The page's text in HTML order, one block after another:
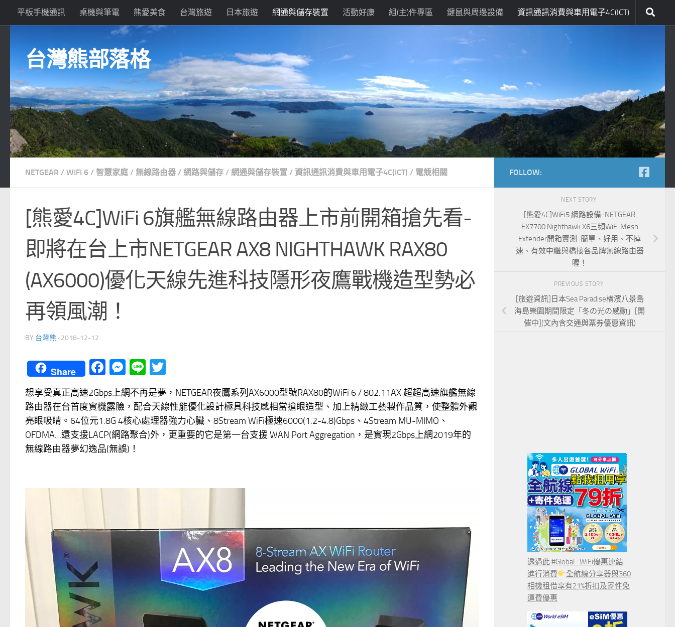
Skip to content
平板手機通訊 桌機與筆電 熊愛美食 台灣旅遊 日本旅遊 網通與儲存裝置 活動好康 組(主)件專區 鍵鼠與周邊設備 資訊通訊消費與車用電子4C(ICT)
台灣熊部落格
NETGEAR / WIFI 6 / 智慧家庭 / 無線路由器 / 網路與儲存 / 網通與儲存裝置 / 資訊通訊消費與車用電子4C(ICT) / 電競相關
[熊愛4C]WiFi 6旗艦無線路由器上市前開箱搶先看-
即將在台上市NETGEAR AX8 NIGHTHAWK RAX80
(AX6000)優化天線先進科技隱形夜鷹戰機造型勢必
再領風潮！
BY 台灣熊 · 2018-12-12
Share Facebook
Messenger
Line
想享受真正高速2Gbps上網不再是夢，NETGEAR夜鷹系列AX6000型號RAX80的WiFi 6 / 802.11AX 超超高速旗艦無線
路由器在台首度實機露臉，配合天線性能優化設計極具科技感相當搶眼造型、加上精緻工藝製作品質，使整體外觀
亮眼吸睛。64位元1.8G 4核心處理器強力心臟、8Stream WiFi極速6000(1.2-4.8)Gbps、4Stream MU-MIMO、
OFDMA…還支援LACP(網路聚合)外，更重要的它是第一台支援 WAN Port Aggregation，是實現2Gbps上網2019年的
無線路由器夢幻逸品(無誤)！
FOLLOW:
NEXT STORY
[熊愛4C]WiFi5 網路設備-NETGEAR
EX7700 Nighthawk X6三頻WiFi Mesh
Extender開箱實測-簡單、好用、不掉
速、有效中繼與橋接各品牌無線路由器
喔！
PREVIOUS STORY
[旅遊資訊]日本Sea Paradise橫濱八景島
海島樂園期間限定「冬の光の感動」[開
催中](文內含交通與票券優惠資訊)
透過此 #Global_WiFi優惠連結
進行消費
全航線分享器與360
相機租借享有21%折扣及寄件免
運費優惠